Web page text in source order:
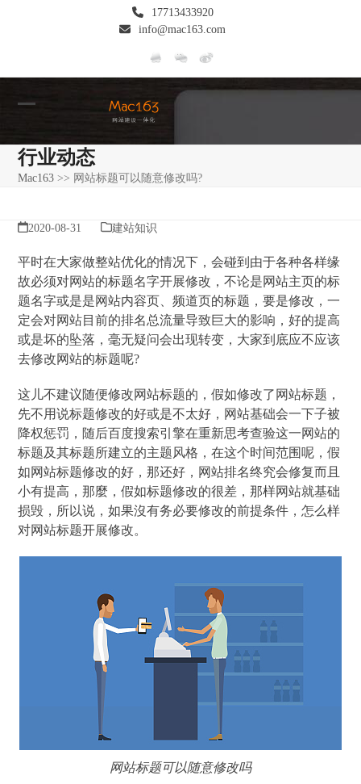
17713433920
info@mac163.com
mobile
menu
mobile
menu
行业动态
Mac163 >> 网站标题可以随意修改吗?
2020-08-31 建站知识
平时在大家做整站优化的情况下，会碰到由于各种各样缘
故必须对网站的标题名字开展修改，不论是网站主页的标
题名字或是是网站内容页、频道页的标题，要是修改，一
定会对网站目前的排名总流量导致巨大的影响，好的提高
或是坏的坠落，毫无疑问会出现转变，大家到底应不应该
去修改网站的标题呢?
这儿不建议随便修改网站标题的，假如修改了网站标题，
先不用说标题修改的好或是不太好，网站基础会一下子被
降权惩罚，随后百度搜索引擎在重新思考查验这一网站的
标题及其标题所建立的主题风格，在这个时间范围呢，假
如网站标题修改的好，那还好，网站排名终究会修复而且
小有提高，那麼，假如标题修改的很差，那样网站就基础
损毁，所以说，如果沒有务必要修改的前提条件，怎么样
对网站标题开展修改。
网站标题可以随意修改吗